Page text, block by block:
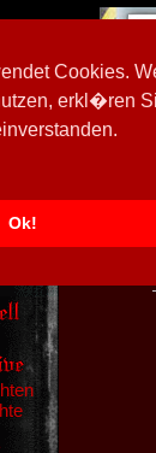
Cookies.
erkl�ren
Ok!
]